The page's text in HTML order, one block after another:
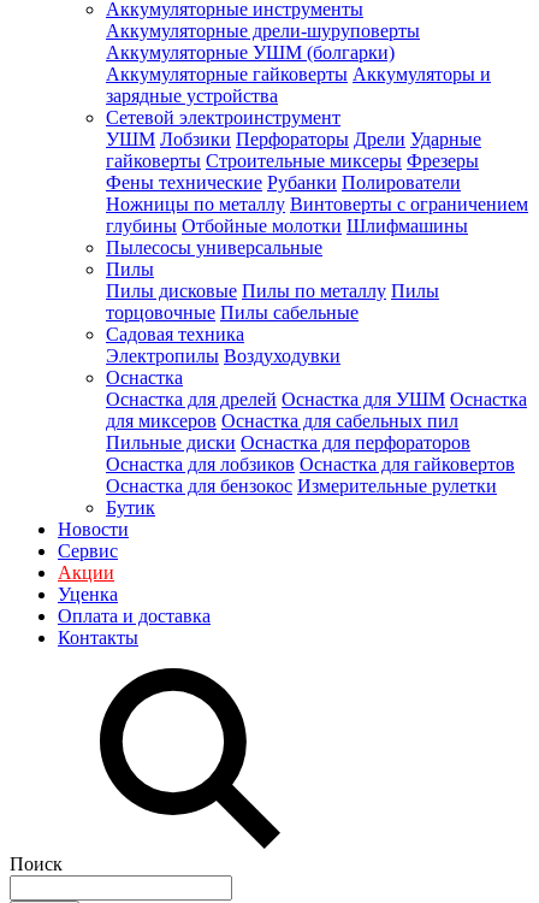
Аккумуляторные инструменты
Аккумуляторные дрели-шуруповерты
Аккумуляторные УШМ (болгарки)
Аккумуляторные гайковерты Аккумуляторы и
зарядные устройства
Сетевой электроинструмент
УШМ Лобзики Перфораторы Дрели Ударные
гайковерты Строительные миксеры Фрезеры
Фены технические Рубанки Полирователи
Ножницы по металлу Винтоверты с ограничением
глубины Отбойные молотки Шлифмашины
Пылесосы универсальные
Пилы
Пилы дисковые Пилы по металлу Пилы
торцовочные Пилы сабельные
Садовая техника
Электропилы Воздуходувки
Оснастка
Оснастка для дрелей Оснастка для УШМ Оснастка
для миксеров Оснастка для сабельных пил
Пильные диски Оснастка для перфораторов
Оснастка для лобзиков Оснастка для гайковертов
Оснастка для бензокос Измерительные рулетки
Бутик
Новости
Сервис
Акции
Уценка
Оплата и доставка
Контакты
Поиск